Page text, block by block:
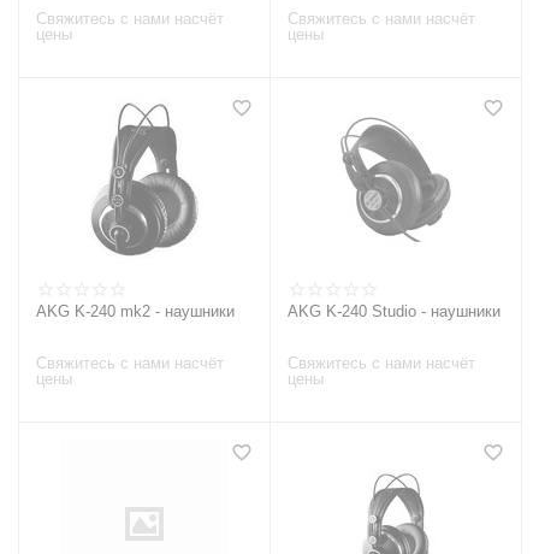
Свяжитесь с нами насчёт
цены
Свяжитесь с нами насчёт
цены
AKG K-240 mk2 - наушники
Свяжитесь с нами насчёт
цены
AKG K-240 Studio - наушники
Свяжитесь с нами насчёт
цены